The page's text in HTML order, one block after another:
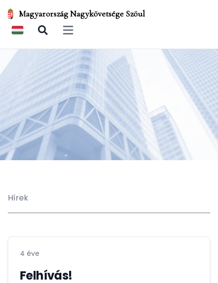
Magyarország Nagykövetsége Szöul
Open main menu
Hírek
4 éve
Felhívás!